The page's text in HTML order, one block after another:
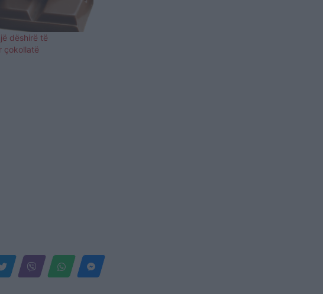
dëshirë të
çokollatë